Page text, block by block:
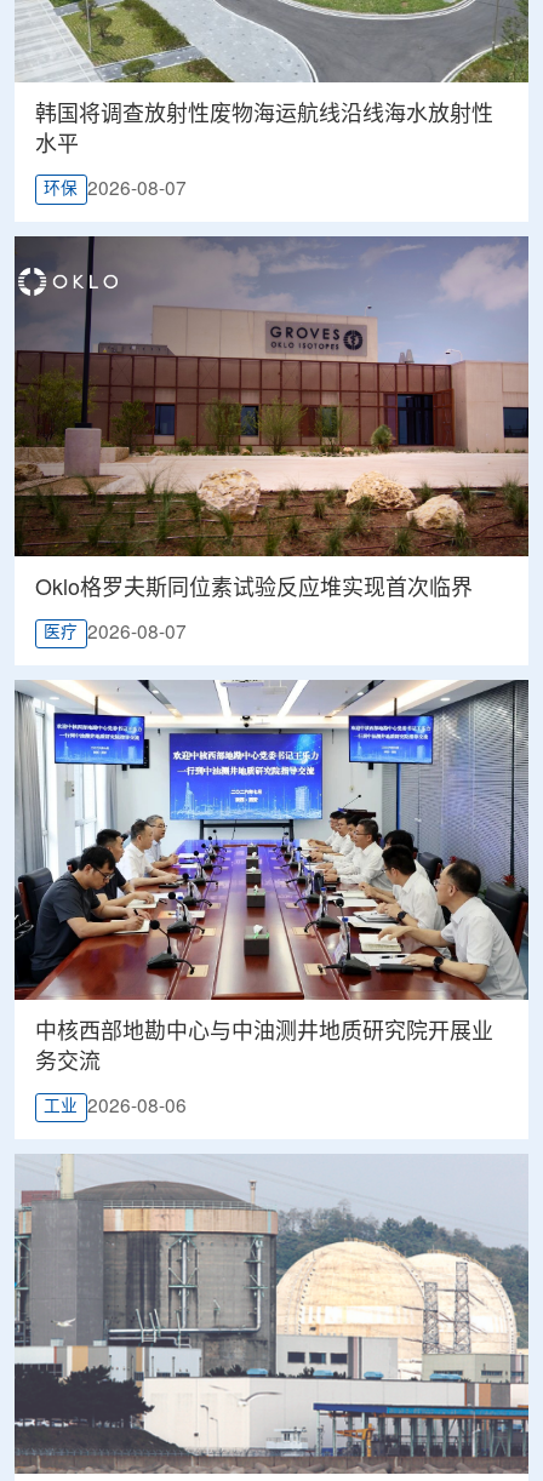
韩国将调查放射性废物海运航线沿线海水放射性
水平
环保 2026-08-07
Oklo格罗夫斯同位素试验反应堆实现首次临界
医疗 2026-08-07
中核西部地勘中心与中油测井地质研究院开展业
务交流
工业 2026-08-06